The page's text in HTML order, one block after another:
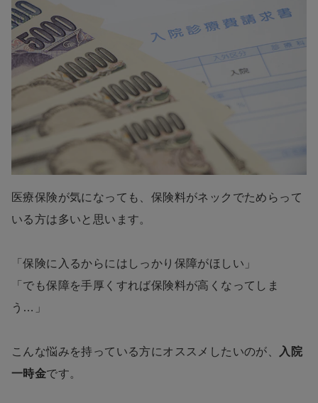
医療保険が気になっても、保険料がネックでためらって
いる方は多いと思います。
「保険に入るからにはしっかり保障がほしい」
「でも保障を手厚くすれば保険料が高くなってしま
う…」
こんな悩みを持っている方にオススメしたいのが、
入院
一時金です。